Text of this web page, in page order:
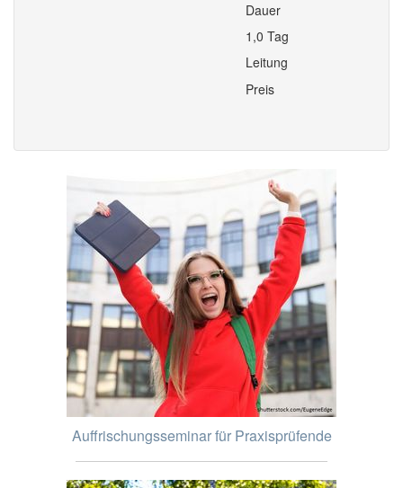
Dauer
1,0 Tag
Leitung
Preis
Auffrischungsseminar für Praxisprüfende